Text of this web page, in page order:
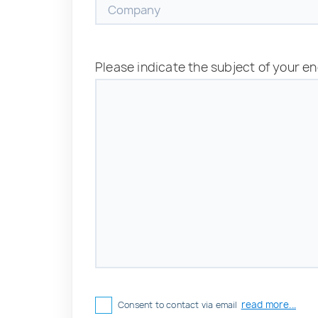
Please indicate the subject of your
Consent to contact via email read more...